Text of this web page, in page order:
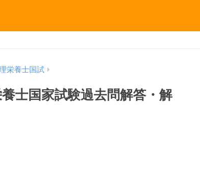
栄養士国試
養士国家試験過去問解答・解